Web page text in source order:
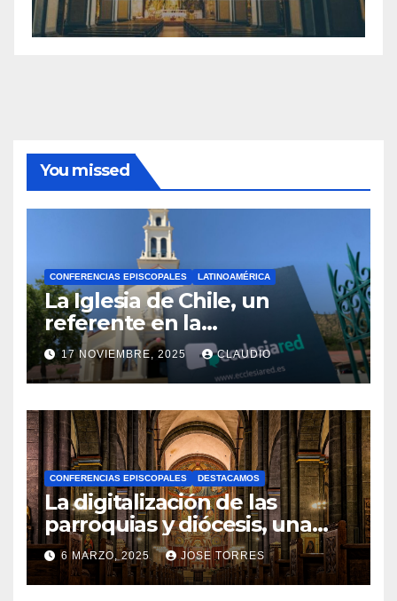
You missed
CONFERENCIAS EPISCOPALES LATINOAMÉRICA
La Iglesia de Chile, un
referente en la
transformación digital
gracias a Ecclesiared
17 NOVIEMBRE, 2025 CLAUDIO
N
O
H
A
Y
C
O
M
CONFERENCIAS EPISCOPALES DESTACAMOS
La digitalización de las
parroquias y diócesis, una
realidad ya para el futuro de
la Iglesia
6 MARZO, 2025 JOSE TORRES
N